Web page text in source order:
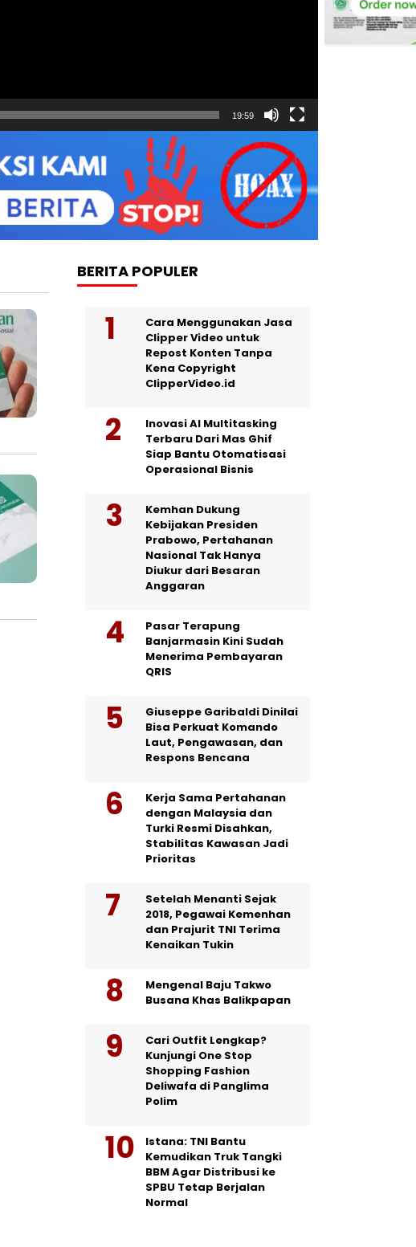
19:59
BERITA POPULER
Cara Menggunakan Jasa
Clipper Video untuk
Repost Konten Tanpa
Kena Copyright
ClipperVideo.id
Inovasi AI Multitasking
Terbaru Dari Mas Ghif
Siap Bantu Otomatisasi
Operasional Bisnis
Kemhan Dukung
Kebijakan Presiden
Prabowo, Pertahanan
Nasional Tak Hanya
Diukur dari Besaran
Anggaran
Pasar Terapung
Banjarmasin Kini Sudah
Menerima Pembayaran
QRIS
Giuseppe Garibaldi Dinilai
Bisa Perkuat Komando
Laut, Pengawasan, dan
Respons Bencana
Kerja Sama Pertahanan
dengan Malaysia dan
Turki Resmi Disahkan,
Stabilitas Kawasan Jadi
Prioritas
Setelah Menanti Sejak
2018, Pegawai Kemenhan
dan Prajurit TNI Terima
Kenaikan Tukin
Mengenal Baju Takwo
Busana Khas Balikpapan
Cari Outfit Lengkap?
Kunjungi One Stop
Shopping Fashion
Deliwafa di Panglima
Polim
Istana: TNI Bantu
Kemudikan Truk Tangki
BBM Agar Distribusi ke
SPBU Tetap Berjalan
Normal